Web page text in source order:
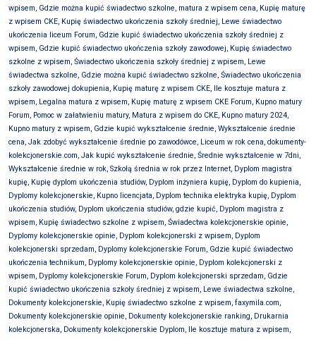
wpisem, Gdzie można kupić świadectwo szkolne, matura z wpisem cena, Kupię maturę
z wpisem CKE, Kupię świadectwo ukończenia szkoły średniej, Lewe świadectwo
ukończenia liceum Forum, Gdzie kupić świadectwo ukończenia szkoły średniej z
wpisem, Gdzie kupić świadectwo ukończenia szkoły zawodowej, Kupię świadectwo
szkolne z wpisem, Świadectwo ukończenia szkoły średniej z wpisem, Lewe
świadectwa szkolne, Gdzie można kupić świadectwo szkolne, Świadectwo ukończenia
szkoły zawodowej dokupienia, Kupię maturę z wpisem CKE, Ile kosztuje matura z
wpisem, Legalna matura z wpisem, Kupię maturę z wpisem CKE Forum, Kupno matury
Forum, Pomoc w załatwieniu matury, Matura z wpisem do CKE, Kupno matury 2024,
Kupno matury z wpisem, Gdzie kupić wykształcenie średnie, Wykształcenie średnie
cena, Jak zdobyć wykształcenie średnie po zawodówce, Liceum w rok cena, dokumenty-
kolekcjonerskie.com, Jak kupić wykształcenie średnie, Średnie wykształcenie w 7dni,
Wykształcenie średnie w rok, Szkołą średnia w rok przez Internet, Dyplom magistra
kupię, Kupię dyplom ukończenia studiów, Dyplom inżyniera kupię, Dyplom do kupienia,
Dyplomy kolekcjonerskie, Kupno licencjata, Dyplom technika elektryka kupię, Dyplom
ukończenia studiów, Dyplom ukończenia studiów, gdzie kupić, Dyplom magistra z
wpisem, Kupię świadectwo szkolne z wpisem, Świadectwa kolekcjonerskie opinie,
Dyplomy kolekcjonerskie opinie, Dyplom kolekcjonerski z wpisem, Dyplom
kolekcjonerski sprzedam, Dyplomy kolekcjonerskie Forum, Gdzie kupić świadectwo
ukończenia technikum, Dyplomy kolekcjonerskie opinie, Dyplom kolekcjonerski z
wpisem, Dyplomy kolekcjonerskie Forum, Dyplom kolekcjonerski sprzedam, Gdzie
kupić świadectwo ukończenia szkoły średniej z wpisem, Lewe świadectwa szkolne,
Dokumenty kolekcjonerskie, Kupię świadectwo szkolne z wpisem, faxymila.com,
Dokumenty kolekcjonerskie opinie, Dokumenty kolekcjonerskie ranking, Drukarnia
kolekcjonerska, Dokumenty kolekcjonerskie Dyplom, Ile kosztuje matura z wpisem,